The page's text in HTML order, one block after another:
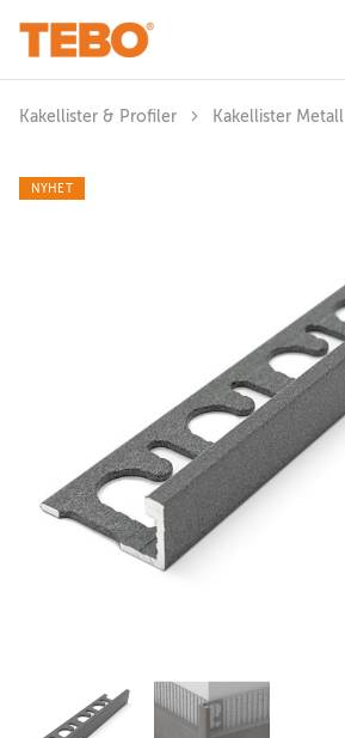
Kakellister & Profiler Kakellister Metall
NYHET